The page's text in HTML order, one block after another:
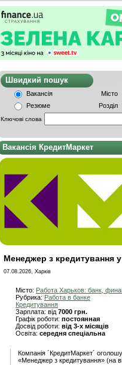
Швидкий
Вакансія
Місто
Резюме
Розділ
Ключові слова
Вакансія КредитМаркет
Менеджер з кредитування
07.08.2026, Харків
Місто: Работа Харьков: банк,
Рубрика: Работа в банке
Кредитування
Зарплата: від 7000 грн.
Графік роботи: постоянная
Досвід роботи: від 3-х місяців
Освіта: середня спеціальна
Компанія ´КредитМаркет´
«Менеджер з кредитування» (на